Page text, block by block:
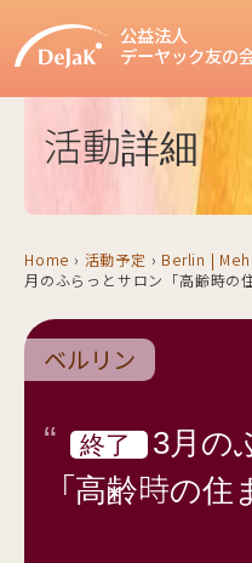
公益法人
デーヤック友の
活動詳細
Home › 活動予定 › Berlin |
月のふらっとサロン「高齢時の
ベルリン
終了
3月の
「高齢時の住